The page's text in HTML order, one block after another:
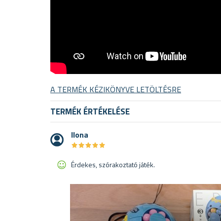
A TERMÉK KÉZIKÖNYVE LETÖLTÉSRE
TERMÉK ÉRTÉKELÉSE
Ilona
★★★★★
★★★★★
Érdekes, szórakoztató játék.